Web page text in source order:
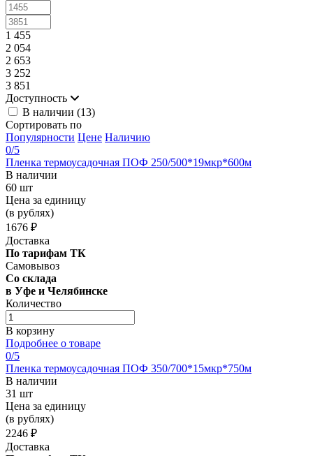
1 455
2 054
2 653
3 252
3 851
Доступность
В наличии (13)
Сортировать по
Популярности Цене Наличию
0/5
Пленка термоусадочная ПОФ 250/500*19мкр*600м
В наличии
60 шт
Цена за единицу
(в рублях)
1676 ₽
Доставка
По тарифам ТК
Самовывоз
Со склада
в Уфе и Челябинске
Количество
В корзину
Подробнее о товаре
0/5
Пленка термоусадочная ПОФ 350/700*15мкр*750м
В наличии
31 шт
Цена за единицу
(в рублях)
2246 ₽
Доставка